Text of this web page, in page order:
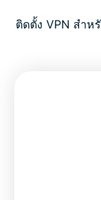
ติดตั้ง VPN สำห